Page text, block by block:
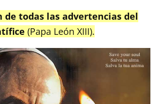
de todas las advertencias del
(Papa León XIII).